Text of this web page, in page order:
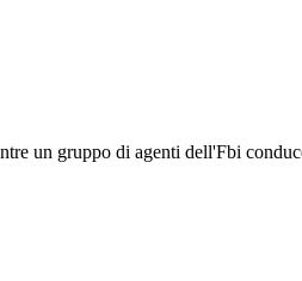
un gruppo di agenti dell'Fbi